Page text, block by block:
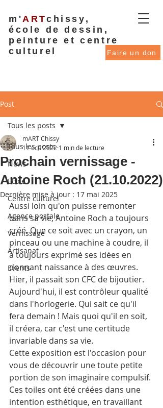
m'ARTchissy,
école de dessin,
peinture et centre
culturel
Faire un don
Post
Tous les posts
News
Ecole
Centre culturel
Agence postale
Vernissage
Artisanat
Events
Tous les posts
Prochain vernissage -
Antoine Roch (21.10.2022)
mART Chissy
11 oct. 2022 1 min de lecture
Dernière mise à jour : 17 mai 2025
Aussi loin qu'on puisse remonter
dans sa vie, Antoine Roch a toujours
créé. Que ce soit avec un crayon, un
pinceau ou une machine à coudre, il
a toujours exprimé ses idées en
donnant naissance à des œuvres.
Hier, il passait son CFC de bijoutier.
Aujourd'hui, il est contrôleur qualité
dans l'horlogerie. Qui sait ce qu'il
fera demain ! Mais quoi qu'il en soit,
il créera, car c'est une certitude
invariable dans sa vie.
Cette exposition est l'occasion pour
vous de découvrir une toute petite
portion de son imaginaire compulsif.
Ces toiles ont été créées dans une
intention esthétique, en travaillant